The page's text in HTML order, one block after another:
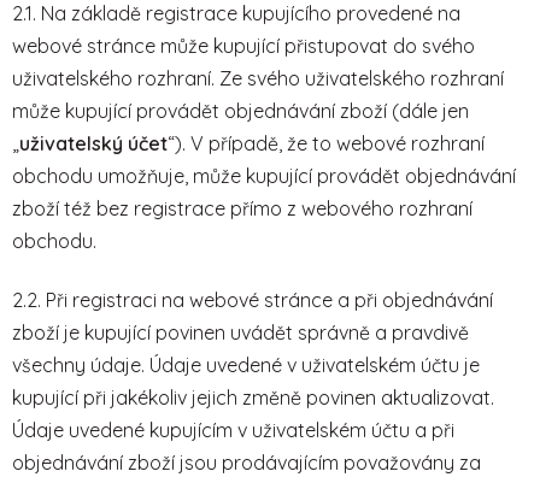
2.1. Na základě registrace kupujícího provedené na
webové stránce může kupující přistupovat do svého
uživatelského rozhraní. Ze svého uživatelského rozhraní
může kupující provádět objednávání zboží (dále jen
„uživatelský účet“). V případě, že to webové rozhraní
obchodu umožňuje, může kupující provádět objednávání
zboží též bez registrace přímo z webového rozhraní
obchodu.
2.2. Při registraci na webové stránce a při objednávání
zboží je kupující povinen uvádět správně a pravdivě
všechny údaje. Údaje uvedené v uživatelském účtu je
kupující při jakékoliv jejich změně povinen aktualizovat.
Údaje uvedené kupujícím v uživatelském účtu a při
objednávání zboží jsou prodávajícím považovány za